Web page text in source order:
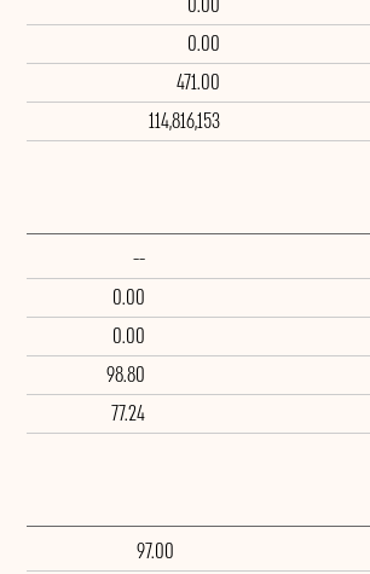
0.00
471.00
114,816,153
--
0.00
0.00
98.80
77.24
97.00